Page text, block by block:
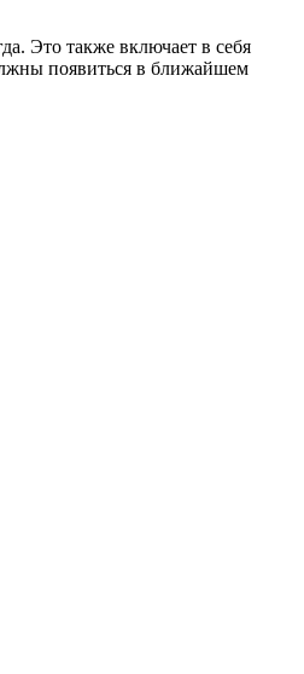
Это также включает в себя
появиться в ближайшем